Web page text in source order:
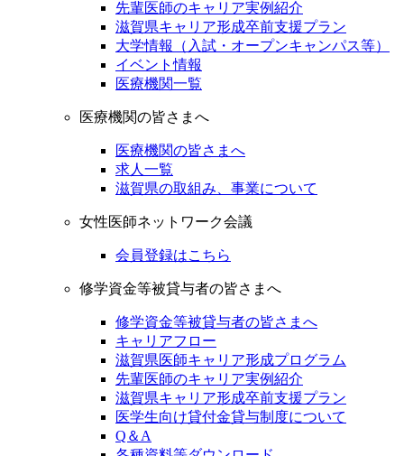
先輩医師のキャリア実例紹介
滋賀県キャリア形成卒前支援プラン
大学情報（入試・オープンキャンパス等）
イベント情報
医療機関一覧
医療機関の皆さまへ
医療機関の皆さまへ
求人一覧
滋賀県の取組み、事業について
女性医師ネットワーク会議
会員登録はこちら
修学資金等被貸与者の皆さまへ
修学資金等被貸与者の皆さまへ
キャリアフロー
滋賀県医師キャリア形成プログラム
先輩医師のキャリア実例紹介
滋賀県キャリア形成卒前支援プラン
医学生向け貸付金貸与制度について
Q＆A